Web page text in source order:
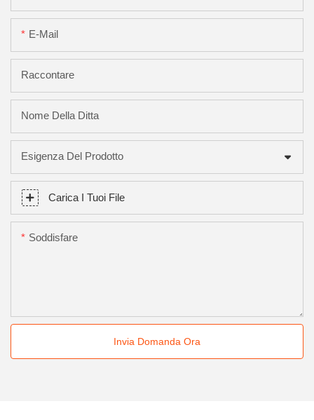
E-Mail
Raccontare
Nome Della Ditta
Esigenza Del Prodotto
Carica I Tuoi File
Soddisfare
Invia Domanda Ora